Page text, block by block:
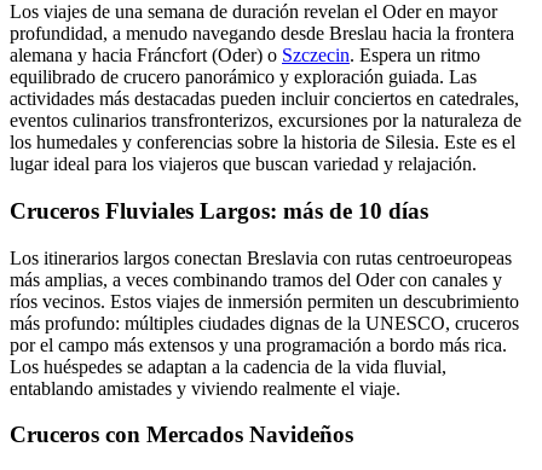
Los viajes de una semana de duración revelan el Oder en mayor
profundidad, a menudo navegando desde Breslau hacia la frontera
alemana y hacia Fráncfort (Oder) o Szczecin. Espera un ritmo
equilibrado de crucero panorámico y exploración guiada. Las
actividades más destacadas pueden incluir conciertos en catedrales,
eventos culinarios transfronterizos, excursiones por la naturaleza de
los humedales y conferencias sobre la historia de Silesia. Este es el
lugar ideal para los viajeros que buscan variedad y relajación.
Cruceros Fluviales Largos: más de 10 días
Los itinerarios largos conectan Breslavia con rutas centroeuropeas
más amplias, a veces combinando tramos del Oder con canales y
ríos vecinos. Estos viajes de inmersión permiten un descubrimiento
más profundo: múltiples ciudades dignas de la UNESCO, cruceros
por el campo más extensos y una programación a bordo más rica.
Los huéspedes se adaptan a la cadencia de la vida fluvial,
entablando amistades y viviendo realmente el viaje.
Cruceros con Mercados Navideños